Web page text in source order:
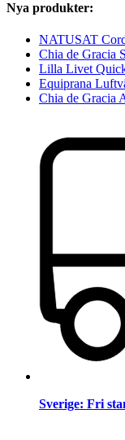
Nya produkter:
NATUSAT
Chia de Gracia
Lilla Livet
Equiprana
Chia de Gracia
Sverige: Fri